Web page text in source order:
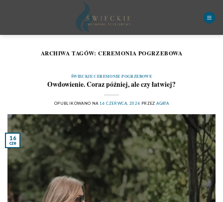
ARCHIWA TAGÓW:CEREMONIA POGRZEBOWA
ŚWIECKIE CEREMONIE POGRZEBOWE
Owdowienie. Coraz później, ale czy łatwiej?
OPUBLIKOWANO NA16 CZERWCA, 2026 PRZEZAGATA
16
cze